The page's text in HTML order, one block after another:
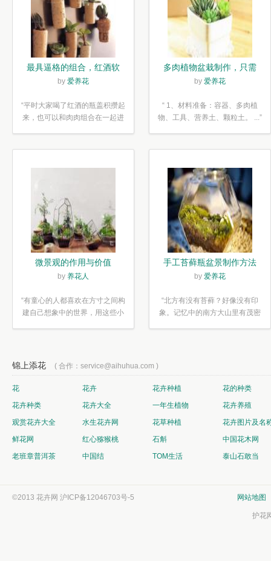
最具逼格的组合，红酒软
木塞diy多肉植物盆栽
by 爱养花
“平时大家喝了红酒的瓶盖积攒起
来，也可以和肉肉组合在一起进
多肉植物盆栽制作，只需
简单6步
by 爱养花
“ 1、材料准备：容器、多肉植
物、工具、营养土、颗粒土。 ...”
微景观的作用与价值
by 养花人
“有童心的人都喜欢在方寸之间构
建自己想象中的世界，用这些小
手工苔藓瓶盆景制作方法
by 爱养花
“北方有没有苔藓？好像没有印
象。记忆中的南方大山里有茂密
锦上添花 ( 合作：service@aihuhua.com )
花 花卉 花卉种植
花的种类
花卉种类
花卉大全 一年生植物
花卉养殖
观赏花卉大全
水生花卉网 花草种植
花卉图片及名
鲜花网
红心猕猴桃 石斛
中国花木网
老班章普洱茶
中国结 TOM生活 泰山石敢当
©2013 花卉网 沪ICP备12046703号-5 网站地图
护花